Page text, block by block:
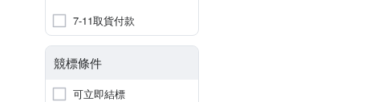
7-11取貨付款
競標條件
可立即結標